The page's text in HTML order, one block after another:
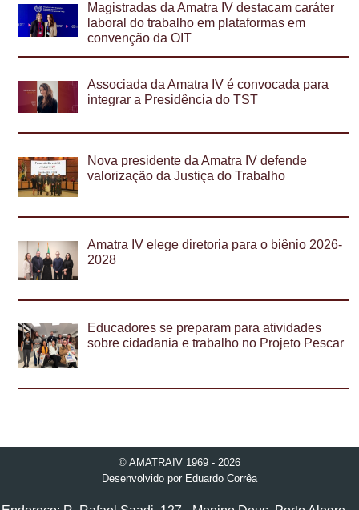
Magistradas da Amatra IV destacam caráter
laboral do trabalho em plataformas em
convenção da OIT
Associada da Amatra IV é convocada para
integrar a Presidência do TST
Nova presidente da Amatra IV defende
valorização da Justiça do Trabalho
Amatra IV elege diretoria para o biênio 2026-
2028
Educadores se preparam para atividades
sobre cidadania e trabalho no Projeto Pescar
© AMATRAIV 1969 - 2026
Desenvolvido por Eduardo Corrêa